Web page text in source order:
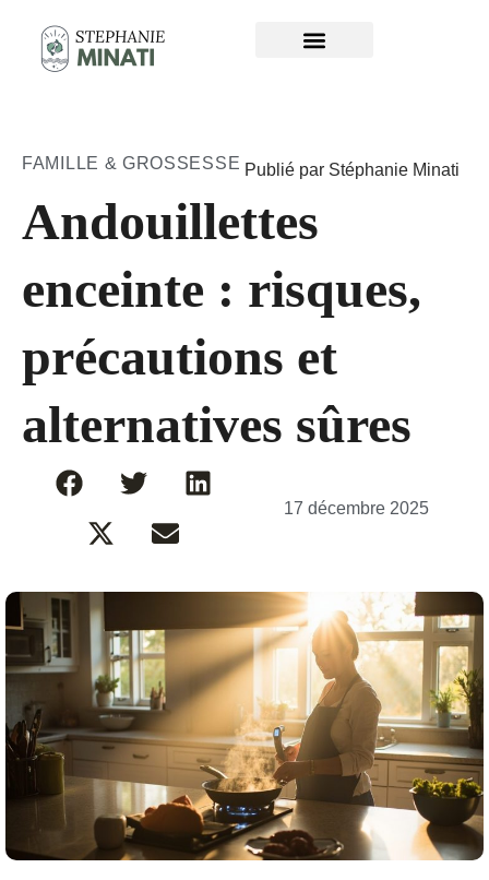
FAMILLE & GROSSESSE Publié par Stéphanie Minati
Andouillettes
enceinte : risques,
précautions et
alternatives sûres
17 décembre 2025